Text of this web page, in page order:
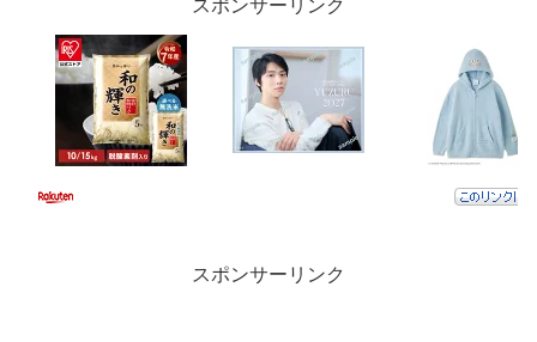
スポンサーリンク
スポンサーリンク